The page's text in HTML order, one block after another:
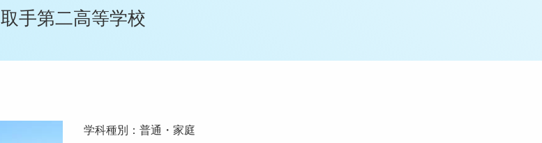
取手第二高等学校
学科種別：普通・家庭